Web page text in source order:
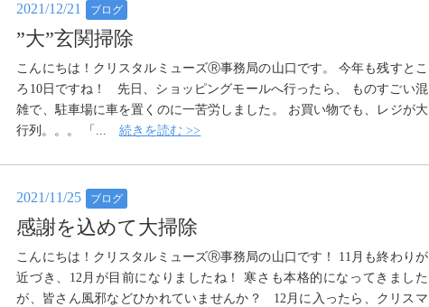
2021/12/21 ブログ
”大”玄関掃除
こんにちは！クリスタルミューズⓇ事務局の山口です。 今年も残すとこ
ろ10日ですね！ 先日、ショッピングモールへ行ったら、 ものすごい混
雑で、駐車場に車を置くのに一苦労しました。 お買い物でも、レジが大
行列。。。 「...続きを読む >>
2021/11/25 ブログ
感謝を込めて大掃除
こんにちは！クリスタルミューズⓇ事務局の山口です！ 11月も終わりが
近づき、12月が目前になりましたね！ 寒さも本格的になってきました
が、皆さん風邪などひかれていませんか？ 12月に入ったら、クリスマ